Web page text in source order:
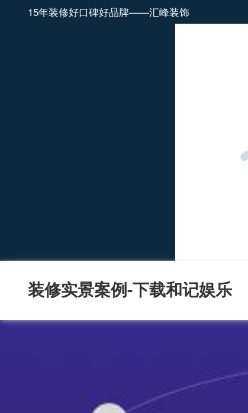
15年装修好口碑好品牌——汇峰装饰
装修实景案例-下载和记娱乐